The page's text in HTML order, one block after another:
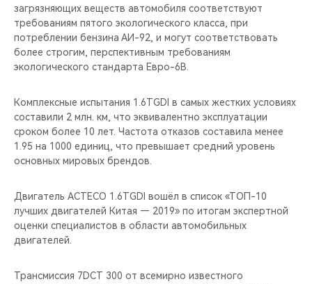
загрязняющих веществ автомобиля соответствуют
требованиям пятого экологического класса, при
потреблении бензина АИ-92, и могут соответствовать
более строгим, перспективным требованиям
экологического стандарта Евро-6В.
Комплексные испытания 1.6TGDI в самых жестких условиях
составили 2 млн. км, что эквивалентно эксплуатации
сроком более 10 лет. Частота отказов составила менее
1.95 на 1000 единиц, что превышает средний уровень
основных мировых брендов.
Двигатель ACTECO 1.6TGDI вошёл в список «ТОП-10
лучших двигателей Китая — 2019» по итогам экспертной
оценки специалистов в области автомобильных
двигателей.
Трансмиссия 7DCT 300 от всемирно известного